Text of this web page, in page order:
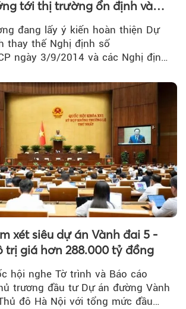
Theo
tới thị trường ổn định và
đang lấy ý kiến hoàn thiện Dự
thay thế Nghị định số
ngày 3/9/2014 và các Nghị định
xét siêu dự án Vành đai 5 -
trị giá hơn 288.000 tỷ đồng
hội nghe Tờ trình và Báo cáo
trương đầu tư Dự án đường Vành
đô Hà Nội với tổng mức đầu